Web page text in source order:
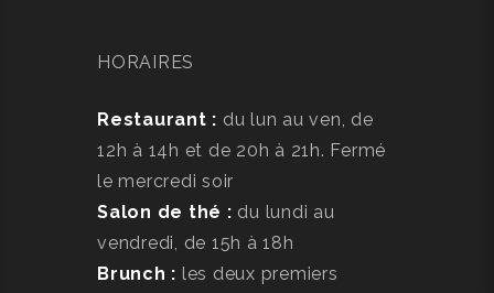
HORAIRES
Restaurant : du lun au ven, de
12h à 14h et de 20h à 21h. Fermé
le mercredi soir
Salon de thé : du lundi au
vendredi, de 15h à 18h
Brunch : les deux premiers